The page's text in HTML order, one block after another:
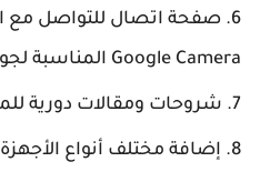
صفحة اتصال للتواصل
Google Camera المناسبة لجوالك.
شروحات ومقالات دورية
إضافة مختلف أنواع